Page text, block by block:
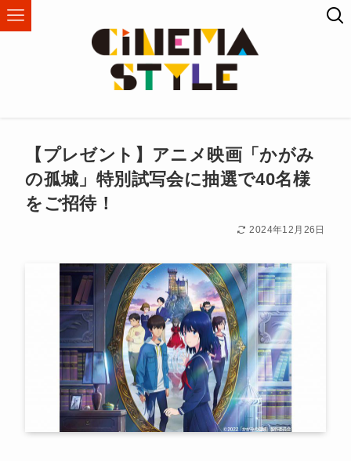
【プレゼント】アニメ映画「かがみ
の孤城」特別試写会に抽選で40名様
をご招待！
2024年12月26日